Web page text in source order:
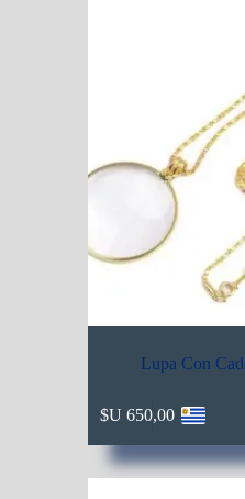
Lupa Con
$U 650,00